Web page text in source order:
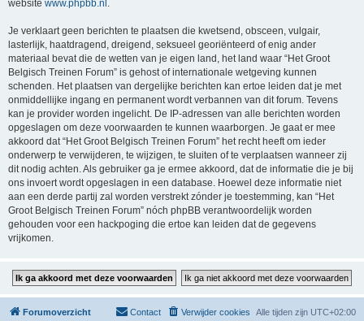
website www.phpbb.nl .
Je verklaart geen berichten te plaatsen die kwetsend, obsceen, vulgair,
lasterlijk, haatdragend, dreigend, seksueel georiënteerd of enig ander
materiaal bevat die de wetten van je eigen land, het land waar “Het Groot
Belgisch Treinen Forum” is gehost of internationale wetgeving kunnen
schenden. Het plaatsen van dergelijke berichten kan ertoe leiden dat je met
onmiddellijke ingang en permanent wordt verbannen van dit forum. Tevens
kan je provider worden ingelicht. De IP-adressen van alle berichten worden
opgeslagen om deze voorwaarden te kunnen waarborgen. Je gaat er mee
akkoord dat “Het Groot Belgisch Treinen Forum” het recht heeft om ieder
onderwerp te verwijderen, te wijzigen, te sluiten of te verplaatsen wanneer zij
dit nodig achten. Als gebruiker ga je ermee akkoord, dat de informatie die je bij
ons invoert wordt opgeslagen in een database. Hoewel deze informatie niet
aan een derde partij zal worden verstrekt zónder je toestemming, kan “Het
Groot Belgisch Treinen Forum” nóch phpBB verantwoordelijk worden
gehouden voor een hackpoging die ertoe kan leiden dat de gegevens
vrijkomen.
Forumoverzicht Alle tijden zijn UTC+02:00
Verwijder cookies
Contact